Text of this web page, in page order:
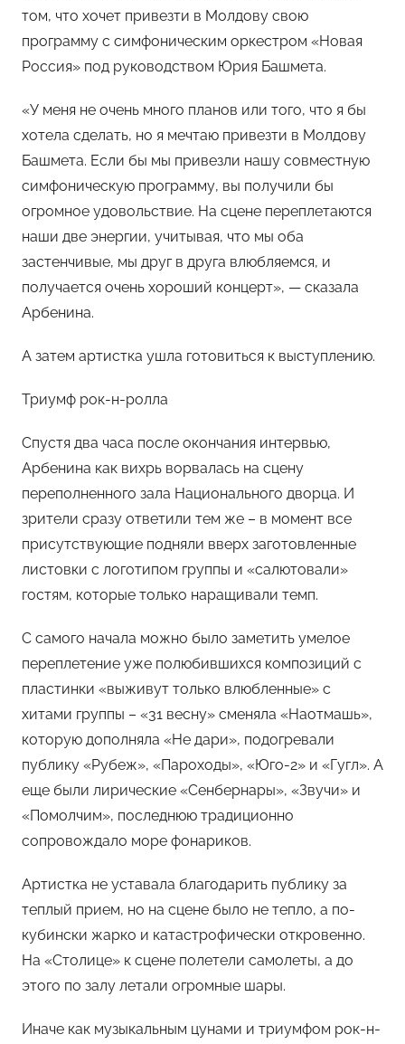
том, что хочет привезти в Молдову свою
программу с симфоническим оркестром «Новая
Россия» под руководством Юрия Башмета.
«У меня не очень много планов или того, что я бы
хотела сделать, но я мечтаю привезти в Молдову
Башмета. Если бы мы привезли нашу совместную
симфоническую программу, вы получили бы
огромное удовольствие. На сцене переплетаются
наши две энергии, учитывая, что мы оба
застенчивые, мы друг в друга влюбляемся, и
получается очень хороший концерт», — сказала
Арбенина.
А затем артистка ушла готовиться к выступлению.
Триумф рок-н-ролла
Спустя два часа после окончания интервью,
Арбенина как вихрь ворвалась на сцену
переполненного зала Национального дворца. И
зрители сразу ответили тем же – в момент все
присутствующие подняли вверх заготовленные
листовки с логотипом группы и «салютовали»
гостям, которые только наращивали темп.
С самого начала можно было заметить умелое
переплетение уже полюбившихся композиций с
пластинки «выживут только влюбленные» с
хитами группы – «31 весну» сменяла «Наотмашь»,
которую дополняла «Не дари», подогревали
публику «Рубеж», «Пароходы», «Юго-2» и «Гугл». А
еще были лирические «Сенбернары», «Звучи» и
«Помолчим», последнюю традиционно
сопровождало море фонариков.
Артистка не уставала благодарить публику за
теплый прием, но на сцене было не тепло, а по-
кубински жарко и катастрофически откровенно.
На «Столице» к сцене полетели самолеты, а до
этого по залу летали огромные шары.
Иначе как музыкальным цунами и триумфом рок-н-